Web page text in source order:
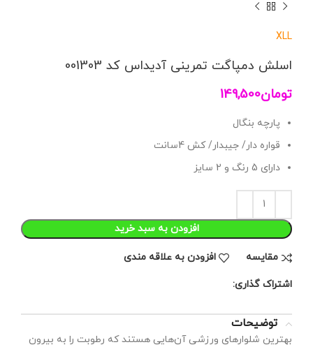
L
XL
اسلش دمپاگت تمرینی آدیداس کد 001303
تومان149,500
پارچه بنگال
قواره دار/ جیبدار/ کش 4سانت
دارای 5 رنگ و 2 سایز
افزودن به سبد خرید
مقايسه افزودن به علاقه مندی
اشتراک گذاری:
توضیحات
بهترین شلوار‌های ورزشی آن‌هایی هستند که رطوبت را به بیرون